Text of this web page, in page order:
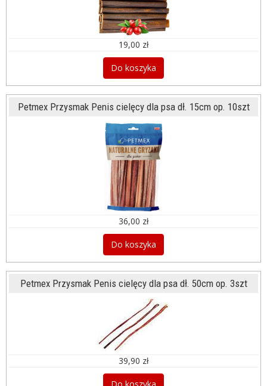
19,00 zł
Do koszyka
Petmex Przysmak Penis cielęcy dla psa dł. 15cm op. 10szt
36,00 zł
Do koszyka
Petmex Przysmak Penis cielęcy dla psa dł. 50cm op. 3szt
39,90 zł